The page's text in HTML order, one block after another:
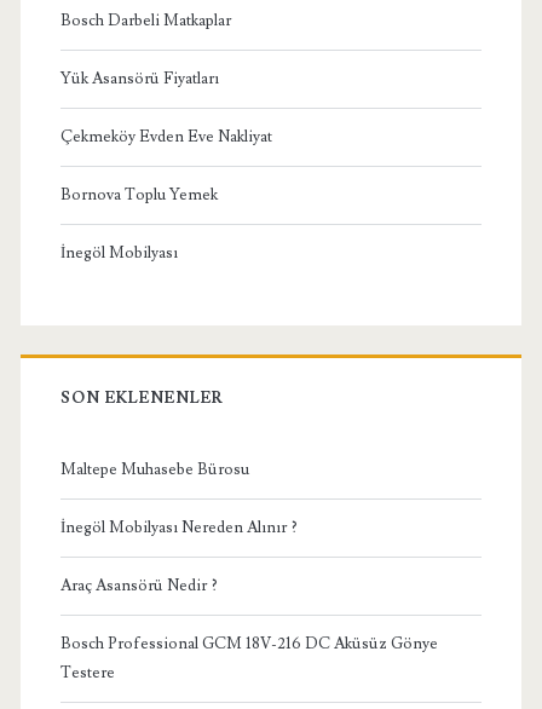
Bosch Darbeli Matkaplar
Yük Asansörü Fiyatları
Çekmeköy Evden Eve Nakliyat
Bornova Toplu Yemek
İnegöl Mobilyası
SON EKLENENLER
Maltepe Muhasebe Bürosu
İnegöl Mobilyası Nereden Alınır ?
Araç Asansörü Nedir ?
Bosch Professional GCM 18V-216 DC Aküsüz Gönye
Testere